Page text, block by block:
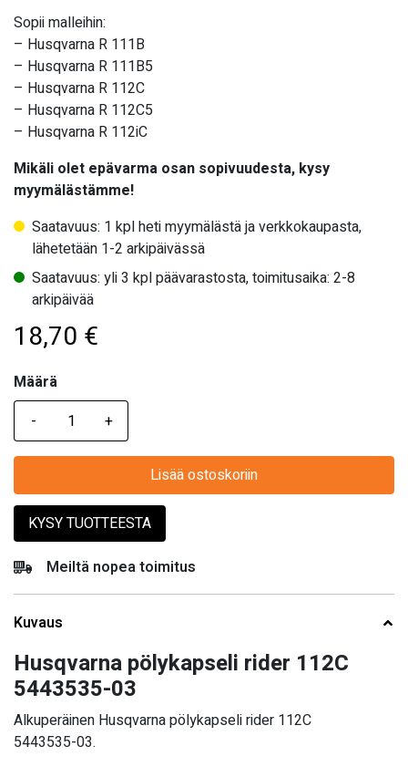
Sopii malleihin:
– Husqvarna R 111B
– Husqvarna R 111B5
– Husqvarna R 112C
– Husqvarna R 112C5
– Husqvarna R 112iC
Mikäli olet epävarma osan sopivuudesta, kysy
myymälästämme!
Saatavuus: 1 kpl heti myymälästä ja verkkokaupasta,
lähetetään 1-2 arkipäivässä
Saatavuus: yli 3 kpl päävarastosta, toimitusaika: 2-8
arkipäivää
18,70 €
Määrä
Määrä
Lisää ostoskoriin
KYSY TUOTTEESTA
Meiltä nopea toimitus
Kuvaus
Husqvarna pölykapseli rider 112C
5443535-03
Alkuperäinen Husqvarna pölykapseli rider 112C
5443535-03.